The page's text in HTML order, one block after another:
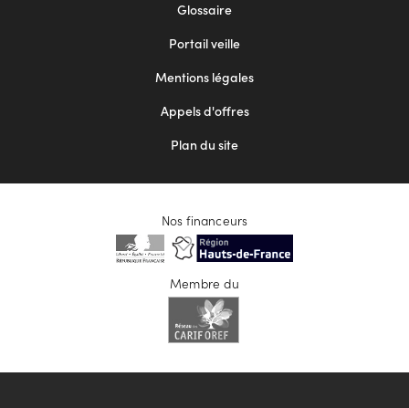
Glossaire
Portail veille
Mentions légales
Appels d'offres
Plan du site
Nos financeurs
Membre du